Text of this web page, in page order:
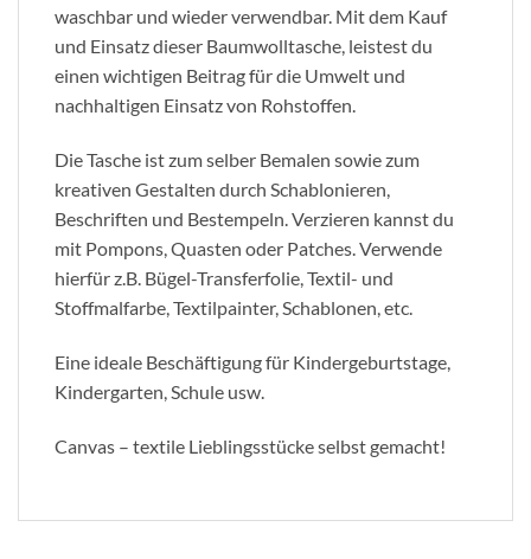
waschbar und wieder verwendbar. Mit dem Kauf
und Einsatz dieser Baumwolltasche, leistest du
einen wichtigen Beitrag für die Umwelt und
nachhaltigen Einsatz von Rohstoffen.
Die Tasche ist zum selber Bemalen sowie zum
kreativen Gestalten durch Schablonieren,
Beschriften und Bestempeln. Verzieren kannst du
mit Pompons, Quasten oder Patches. Verwende
hierfür z.B. Bügel-Transferfolie, Textil- und
Stoffmalfarbe, Textilpainter, Schablonen, etc.
Eine ideale Beschäftigung für Kindergeburtstage,
Kindergarten, Schule usw.
Canvas – textile Lieblingsstücke selbst gemacht!